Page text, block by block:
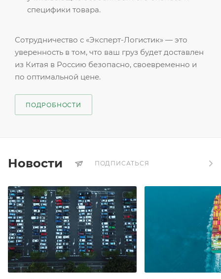
специфики товара.
Сотрудничество с «Эксперт-Логистик» — это
уверенность в том, что ваш груз будет доставлен
из Китая в Россию безопасно, своевременно и
по оптимальной цене.
ПОДРОБНОСТИ
Новости ПОДПИСАТЬСЯ